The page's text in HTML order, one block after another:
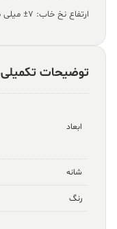
ارتفاع نخ خاب: ۷± میلی متر
توضیحات تکمیلی
ابعاد
شانه
رنگ